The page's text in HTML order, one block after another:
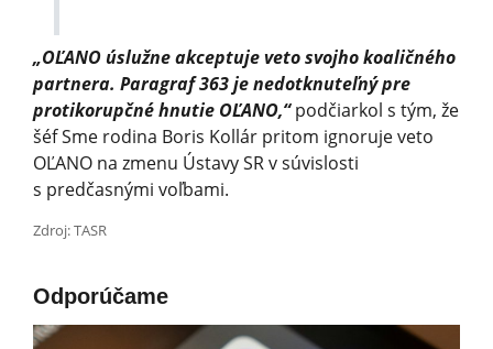
„OĽANO úslužne akceptuje veto svojho koaličného
partnera. Paragraf 363 je nedotknuteľný pre
protikorupčné hnutie OĽANO,“podčiarkol s tým, že
šéf Sme rodina Boris Kollár pritom ignoruje veto
OĽANO na zmenu Ústavy SR v súvislosti
s predčasnými voľbami.
Zdroj: TASR
Odporúčame